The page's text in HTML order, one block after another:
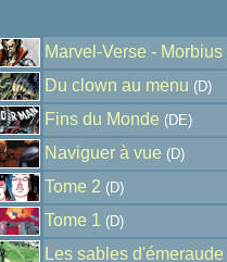
Marvel-Verse - Morbius
Du clown au menu (D)
Fins du Monde (DE)
Naviguer à vue (D)
Tome 2 (D)
Tome 1
(D)
Les sables d'émeraude